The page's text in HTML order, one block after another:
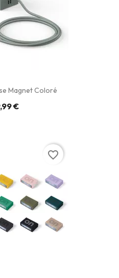
Magnet Coloré
€
favorite_border